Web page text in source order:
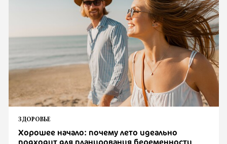
ЗДОРОВЬЕ
Хорошее начало: почему лето идеально